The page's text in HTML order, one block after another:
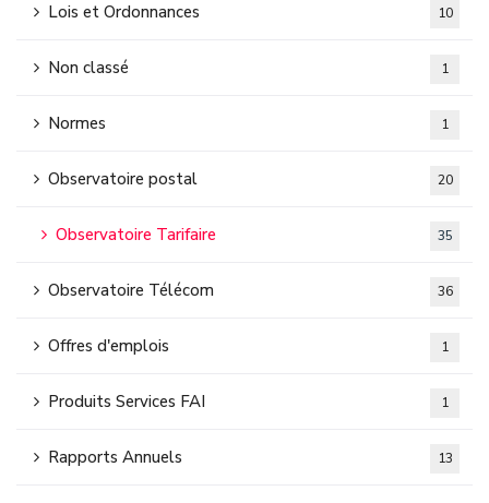
Lois et Ordonnances 10
Non classé 1
Normes 1
Observatoire postal 20
Observatoire Tarifaire 35
Observatoire Télécom 36
Offres d'emplois 1
Produits Services FAI 1
Rapports Annuels 13